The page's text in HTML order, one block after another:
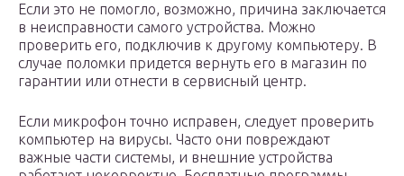
Если это не помогло, возможно, причина заключается
в неисправности самого устройства. Можно
проверить его, подключив к другому компьютеру. В
случае поломки придется вернуть его в магазин по
гарантии или отнести в сервисный центр.
Если микрофон точно исправен, следует проверить
компьютер на вирусы. Часто они повреждают
важные части системы, и внешние устройства